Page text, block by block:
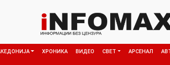
ХРОНИКА ВИДЕО СВЕТ АРСЕНАЛ